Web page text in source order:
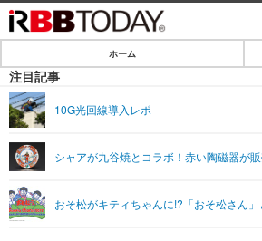
IT・デジタル
ライフ
ホーム
注目記事
10G光回線導入レポ
シャアが九谷焼とコラボ！赤い陶磁器が
おそ松がキティちゃんに!?「おそ松さん